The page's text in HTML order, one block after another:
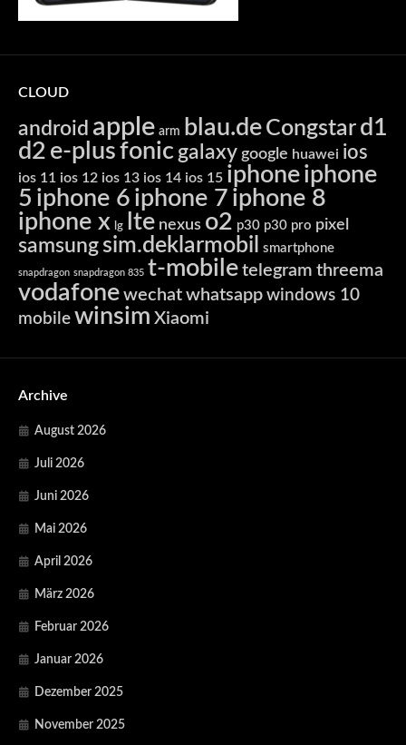
CLOUD
android apple arm blau.de Congstar d1
d2 e-plusfonic galaxy google huawei ios
ios 11 ios 12 ios 13 ios 14 ios 15 iphoneiphone
5 iphone 6 iphone 7 iphone 8
iphone x lg lte nexus o2 p30 p30 pro pixel
samsung sim.deklarmobil smartphone
snapdragon snapdragon 835 t-mobile telegram threema
vodafone wechat whatsapp windows 10
mobile winsim Xiaomi
Archive
August 2026
Juli 2026
Juni 2026
Mai 2026
April 2026
März 2026
Februar 2026
Januar 2026
Dezember 2025
November 2025